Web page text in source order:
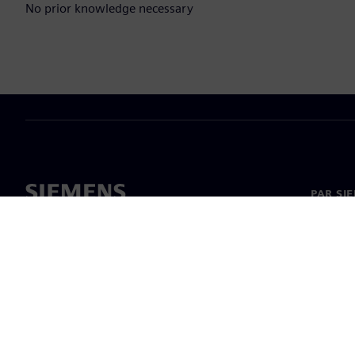
No prior knowledge necessary
PAR